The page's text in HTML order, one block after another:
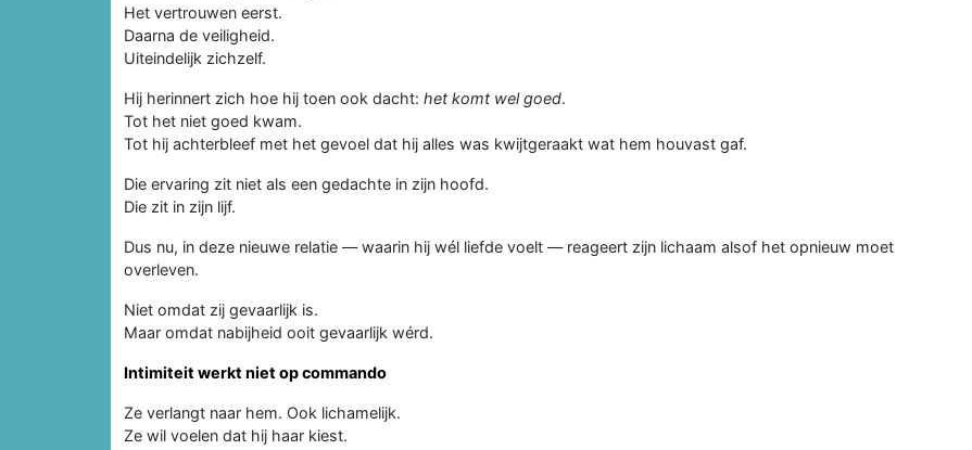
Het vertrouwen eerst.
Daarna de veiligheid.
Uiteindelijk zichzelf.
Hij herinnert zich hoe hij toen ook dacht: het komt wel goed.
Tot het niet goed kwam.
Tot hij achterbleef met het gevoel dat hij alles was kwijtgeraakt wat hem houvast gaf.
Die ervaring zit niet als een gedachte in zijn hoofd.
Die zit in zijn lijf.
Dus nu, in deze nieuwe relatie — waarin hij wél liefde voelt — reageert zijn lichaam alsof het opnieuw moet
overleven.
Niet omdat zij gevaarlijk is.
Maar omdat nabijheid ooit gevaarlijk wérd.
Intimiteit werkt niet op commando
Ze verlangt naar hem. Ook lichamelijk.
Ze wil voelen dat hij haar kiest.